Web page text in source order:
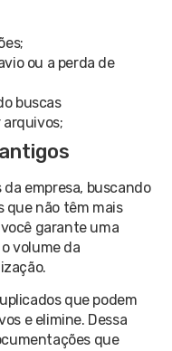
ou a perda de
buscas
arquivos;
da empresa, buscando
que não têm mais
garante uma
volume da
que podem
e elimine. Dessa
que